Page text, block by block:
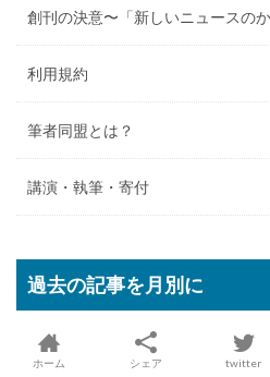
創刊の決意〜「新しいニュースの
利用規約
筆者同盟とは？
講演・執筆・寄付
過去の記事を月別に
ホーム シェア twitter